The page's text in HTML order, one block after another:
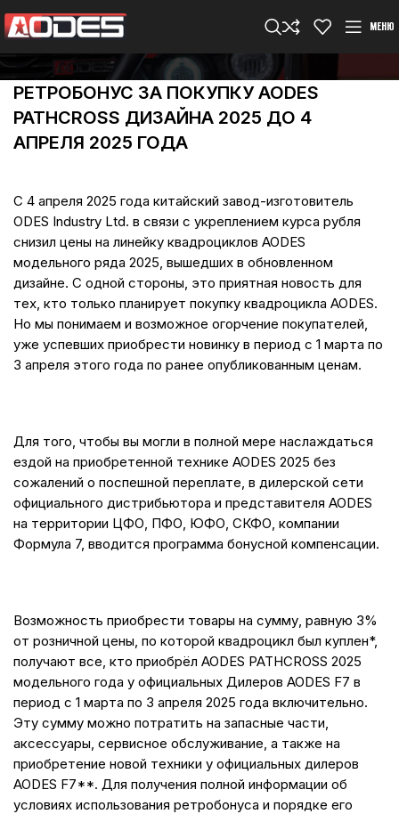
МЕНЮ
РЕТРОБОНУС ЗА ПОКУПКУ AODES
PATHCROSS ДИЗАЙНА 2025 ДО 4
АПРЕЛЯ 2025 ГОДА
С 4 апреля 2025 года китайский завод-изготовитель
ODES Industry Ltd. в связи с укреплением курса рубля
снизил цены на линейку квадроциклов AODES
модельного ряда 2025, вышедших в обновленном
дизайне. С одной стороны, это приятная новость для
тех, кто только планирует покупку квадроцикла AODES.
Но мы понимаем и возможное огорчение покупателей,
уже успевших приобрести новинку в период с 1 марта по
3 апреля этого года по ранее опубликованным ценам.
Для того, чтобы вы могли в полной мере наслаждаться
ездой на приобретенной технике AODES 2025 без
сожалений о поспешной переплате, в дилерской сети
официального дистрибьютора и представителя AODES
на территории ЦФО, ПФО, ЮФО, СКФО, компании
Формула 7, вводится программа бонусной компенсации.
Возможность приобрести товары на сумму, равную 3%
от розничной цены, по которой квадроцикл был куплен*,
получают все, кто приобрёл AODES PATHCROSS 2025
модельного года у официальных Дилеров AODES F7 в
период с 1 марта по 3 апреля 2025 года включительно.
Эту сумму можно потратить на запасные части,
аксессуары, сервисное обслуживание, а также на
приобретение новой техники у официальных дилеров
AODES F7**. Для получения полной информации об
условиях использования ретробонуса и порядке его